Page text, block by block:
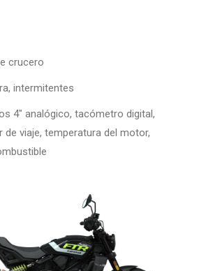
crucero
intermitentes
4″ analógico, tacómetro digital,
viaje, temperatura del motor,